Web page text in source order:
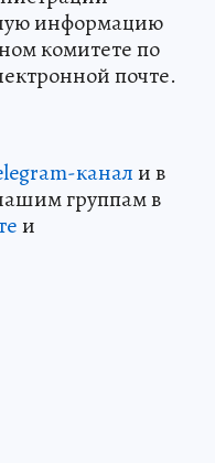
информацию
комитете по
почте.
канали в
группам в
и